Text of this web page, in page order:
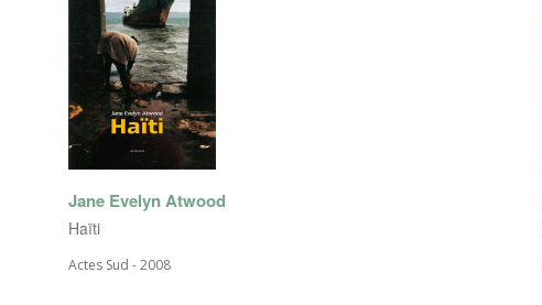
Jane Evelyn Atwood
Haïti
Actes Sud - 2008